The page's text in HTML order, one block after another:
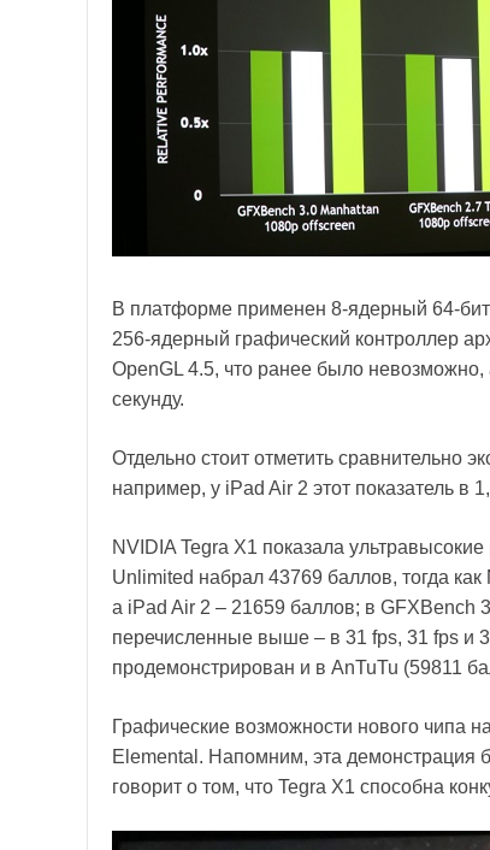
В платформе применен 8-ядерный 64-
256-ядерный графический контроллер
OpenGL 4.5, что ранее было
секунду.
Отдельно стоит отметить сравнительно
например, у iPad Air 2 этот показатель в
NVIDIA Tegra X1 показала
Unlimited набрал 43769 баллов, тогда как
а iPad Air 2 – 21659 баллов; в GFXBench
перечисленные выше – в 31 fps, 31 fps и
продемонстрирован и в AnTuTu (59811
Графические возможности нового чипа
Elemental. Напомним, эта демонстрация
говорит о том, что Tegra X1 способна